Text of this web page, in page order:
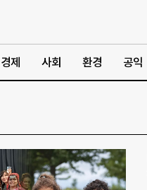
경제 사회 환경 공익